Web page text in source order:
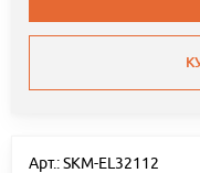
Арт.: SKM-EL32112